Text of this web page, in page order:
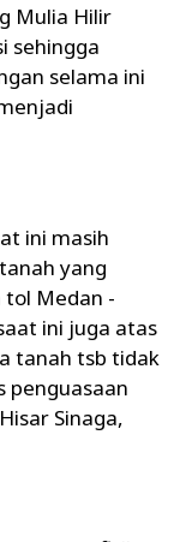
Mulia Hilir
sehingga
selama ini
ini masih
yang
Medan -
ini juga atas
tanah tsb tidak
penguasaan
Sinaga,